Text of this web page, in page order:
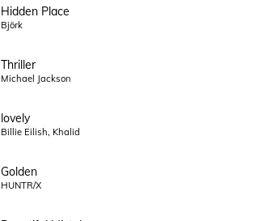
Hidden Place
Björk
Thriller
Michael Jackson
lovely
Billie Eilish, Khalid
Golden
HUNTR/X